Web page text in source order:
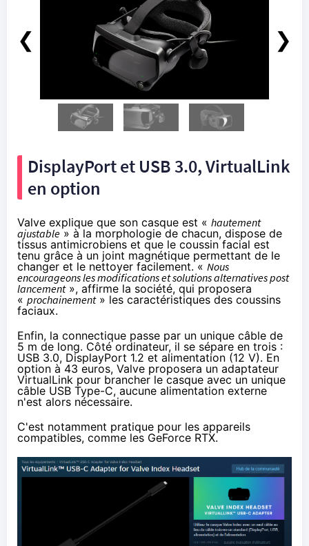
❮ ❯
DisplayPort et USB 3.0, VirtualLink
en option
Valve explique que son casque est « hautement
ajustable» à la morphologie de chacun, dispose de
tissus antimicrobiens et que le coussin facial est
tenu grâce à un joint magnétique permettant de le
changer et le nettoyer facilement. « Nous
encourageons les modifications et solutions alternatives post
lancement», affirme la société, qui proposera
« prochainement» les caractéristiques des coussins
faciaux.
Enfin, la connectique passe par un unique câble de
5 m de long. Côté ordinateur, il se sépare en trois :
USB 3.0, DisplayPort 1.2 et alimentation (12 V). En
option à 43 euros, Valve proposera un adaptateur
VirtualLink pour brancher le casque avec un unique
câble USB Type-C, aucune alimentation externe
n'est alors nécessaire.
C'est notamment pratique pour les appareils
compatibles, comme les GeForce RTX.